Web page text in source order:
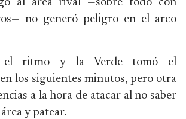
no generó peligro en el arco
el ritmo y la Verde tomó el
los siguientes minutos, pero otra
a la hora de atacar al no saber
y patear.